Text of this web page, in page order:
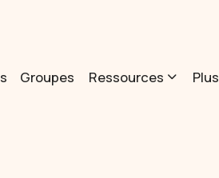
Groupes Ressources Plus